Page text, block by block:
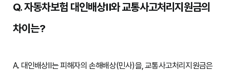
Q. 자동차보험 대인배상Ⅱ와 교통사고처리지원금의
차이는?
A. 대인배상Ⅱ는 피해자의 손해배상(민사)을, 교통사고처리지원금은